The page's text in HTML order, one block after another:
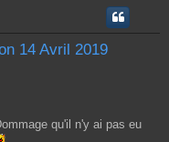
14 Avril 2019
qu'il n'y ai pas eu